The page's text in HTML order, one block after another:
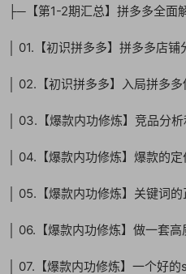
├─【第1-2期汇总】拼多多全面
│ 01.【初识拼多多】拼多多店
│ 02.【初识拼多多】入局拼多
│ 03.【爆款内功修炼】竞品分
│ 04.【爆款内功修炼】爆款的
│ 05.【爆款内功修炼】关键词
│ 06.【爆款内功修炼】做一套
│ 07.【爆款内功修炼】一个好